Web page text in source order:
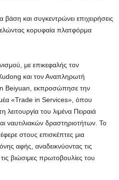
και συγκεντρώνει επιχειρήσεις
κορυφαία πλατφόρμα
με επικεφαλής τον
και τον Αναπληρωτή
Beiyuan, εκπροσώπησε την
«Trade in Services», όπου
του λιμένα Πειραιά
ναυτιλιακών δραστηριοτήτων. Το
στους επισκέπτες μια
αφής, αναδεικνύοντας τις
βιώσιμες πρωτοβουλίες του